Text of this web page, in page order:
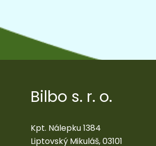
Bilbo s. r. o.
Kpt. Nálepku 1384
Liptovský Mikuláš, 03101